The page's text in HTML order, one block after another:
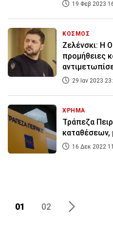
19 Φεβ 2023
ΚΟΣΜΟΣ
Ζελένσκι: Η
προμήθειες
29 Ιαν 2023
ΧΡΗΜΑ
Τράπεζα
καταθέσεων,
16 Δεκ 2022
01 02